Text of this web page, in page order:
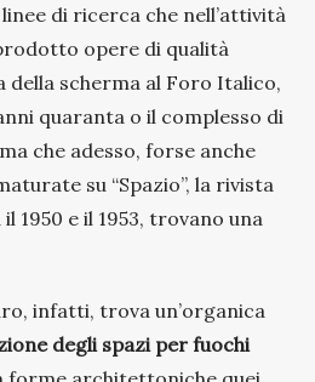
di ricerca che nell’attività
opere di qualità
della scherma al Foro Italico,
quaranta o il complesso di
che adesso, forse anche
su “Spazio”, la rivista
e il 1953, trovano una
infatti, trova un’organica
degli spazi per fuochi